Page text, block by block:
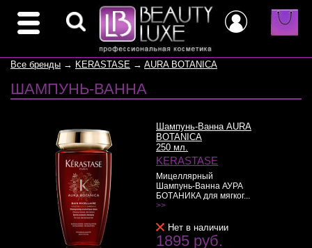
Все бренды → KERASTASE → AURA BOTANICA
ШАМПУНЬ-ВАННА
Шампунь-Ванна AURA
BOTANICA
250 мл.
KERASTASE
Мицеллярный
Шампунь-Ванна АУРА
БОТАНИКА для мягког...
>>
Нет в наличии
1895 руб.